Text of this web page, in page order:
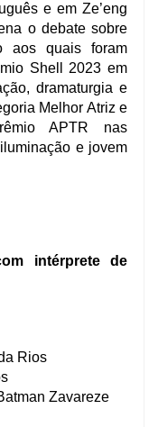
e em Ze’eng
o debate sobre
aos quais foram
Shell 2023 em
dramaturgia e
Melhor Atriz e
APTR nas
e jovem
intérprete de
Rios
Zavareze